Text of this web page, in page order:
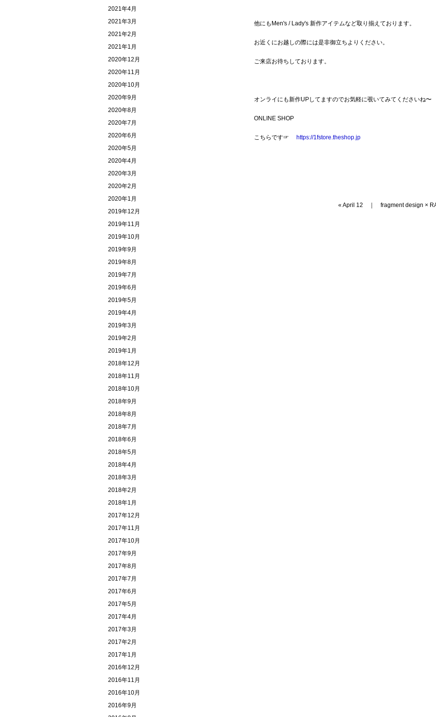
他にもMen's / Lady's 新作アイテムなど取り揃えております。
お近くにお越しの際には是非御立ちよりください。
ご来店お待ちしております。
オンライにも新作UPしてますのでお気軽に覗いてみてくださいね〜
ONLINE SHOP
こちらです☞ https://1fstore.theshop.jp
« April 12 fragment design ×
2021年4月
2021年3月
2021年2月
2021年1月
2020年12月
2020年11月
2020年10月
2020年9月
2020年8月
2020年7月
2020年6月
2020年5月
2020年4月
2020年3月
2020年2月
2020年1月
2019年12月
2019年11月
2019年10月
2019年9月
2019年8月
2019年7月
2019年6月
2019年5月
2019年4月
2019年3月
2019年2月
2019年1月
2018年12月
2018年11月
2018年10月
2018年9月
2018年8月
2018年7月
2018年6月
2018年5月
2018年4月
2018年3月
2018年2月
2018年1月
2017年12月
2017年11月
2017年10月
2017年9月
2017年8月
2017年7月
2017年6月
2017年5月
2017年4月
2017年3月
2017年2月
2017年1月
2016年12月
2016年11月
2016年10月
2016年9月